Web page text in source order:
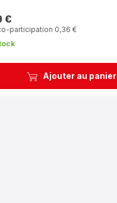
Ajouter au panier
€
participation 0,36 €